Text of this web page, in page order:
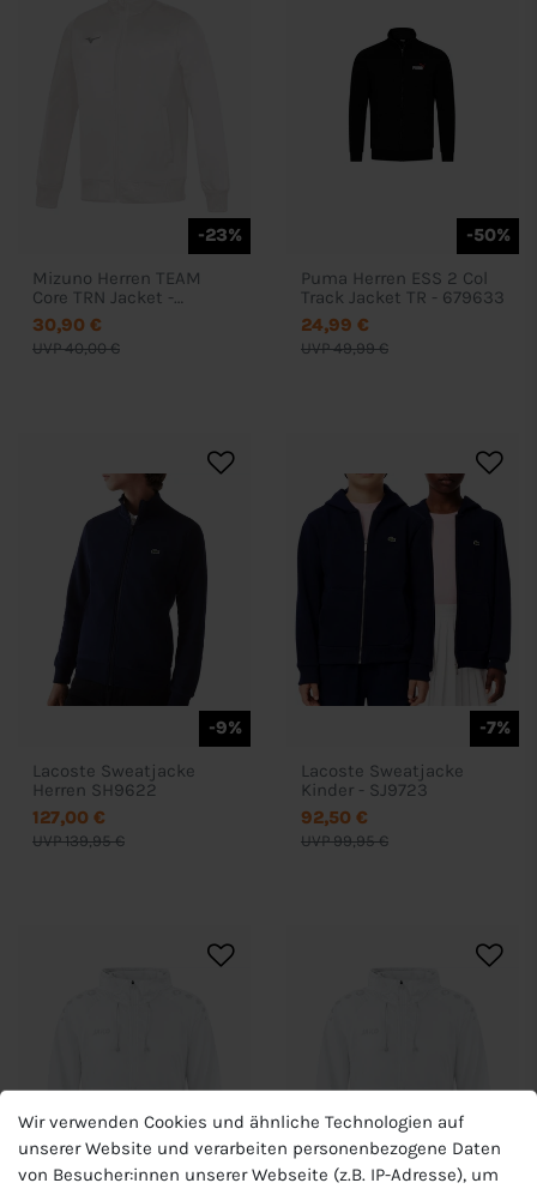
-23%
Mizuno Herren TEAM
Core TRN Jacket -
32ECA550
UVP 40,00 €
30,90 €
-50%
Puma Herren ESS 2 Col
Track Jacket TR - 679633
UVP 49,99 €
24,99 €
-9%
Lacoste Sweatjacke
Herren SH9622
UVP 139,95 €
127,00 €
-7%
Lacoste Sweatjacke
Kinder - SJ9723
UVP 99,95 €
92,50 €
Wir verwenden Cookies und ähnliche Technologien auf
unserer Website und verarbeiten personenbezogene Daten
von Besucher:innen unserer Webseite (z.B. IP-Adresse), um